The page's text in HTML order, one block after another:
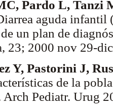
Pardo L, Tanzi
aguda infantil
un plan de
23; 2000 nov 29-
Y, Pastorini J,
de la
Pediatr. Urug